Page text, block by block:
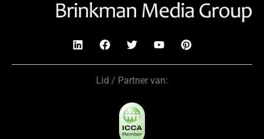
Lid / Partner van: